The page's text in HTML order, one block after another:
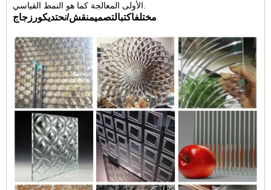
الأولى المعالجة كما هو النمط القياسي.
مختلفاكتبالتصميمنقش/نحتديكور زجاج